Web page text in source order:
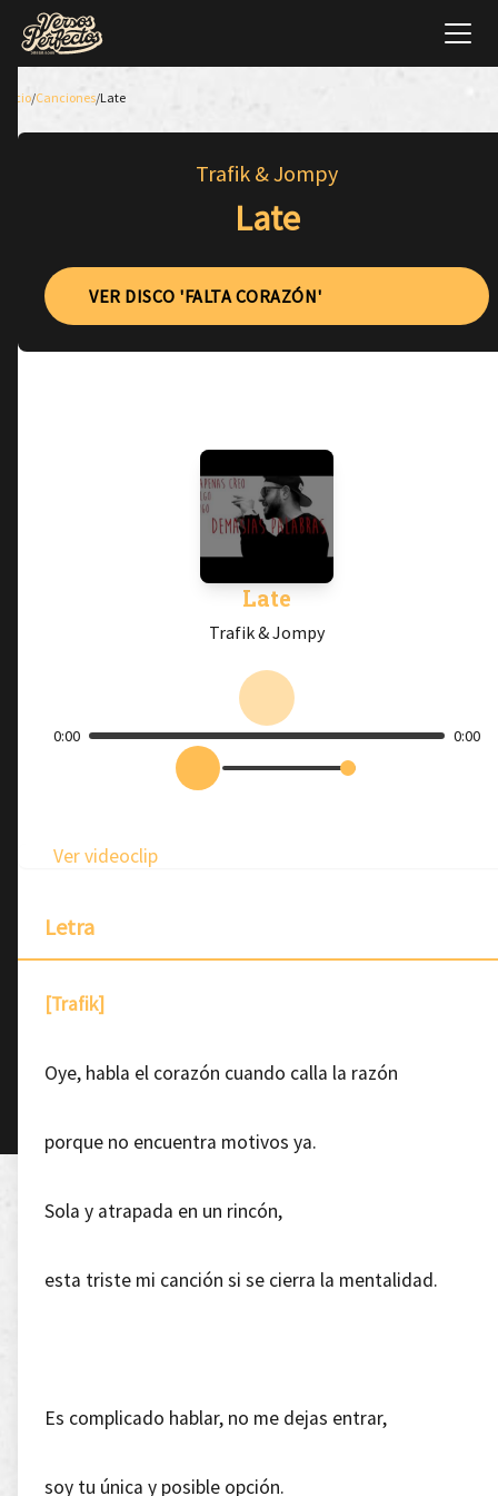
Inicio/Canciones/Late
Trafik & Jompy
Late
VER DISCO 'FALTA CORAZÓN'
Late
Trafik & Jompy
0:00 0:00
Ver videoclip
Letra
[Trafik]
Oye, habla el corazón cuando calla la razón
porque no encuentra motivos ya.
Sola y atrapada en un rincón,
esta triste mi canción si se cierra la mentalidad.
Es complicado hablar, no me dejas entrar,
soy tu única y posible opción.